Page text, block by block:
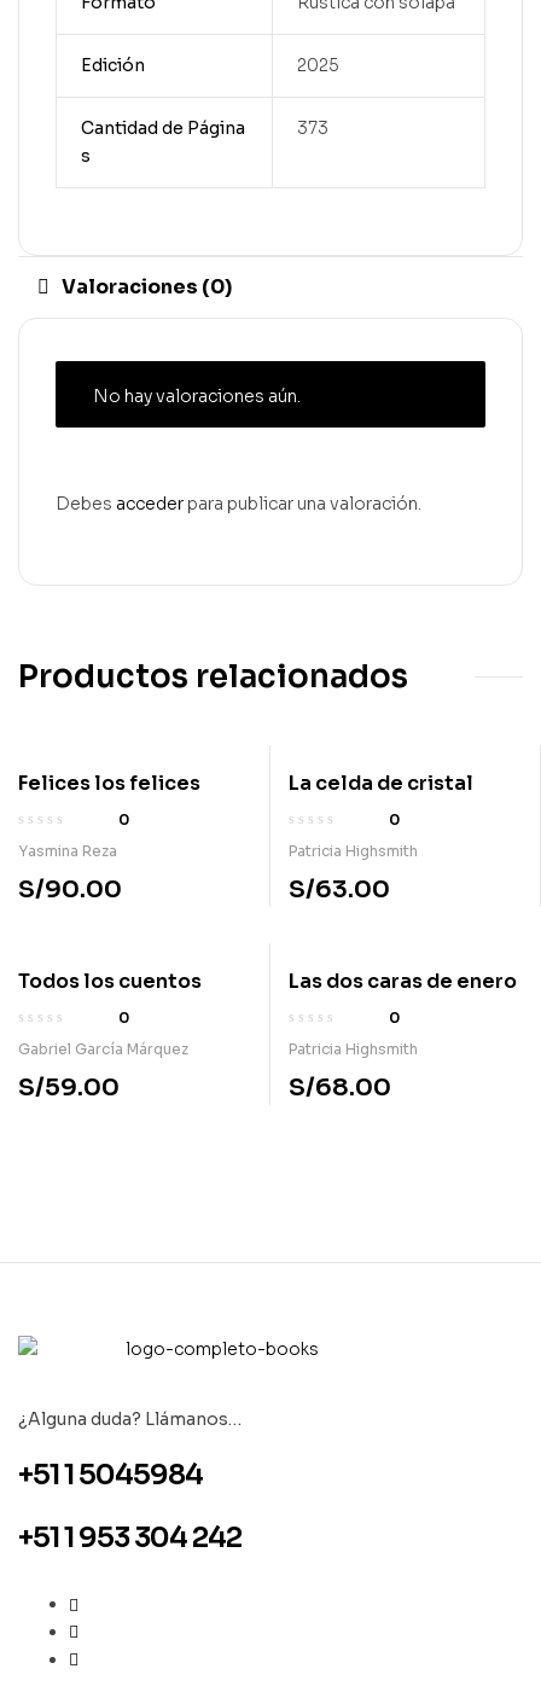
Edición 2025
Cantidad de Página
s
373
Valoraciones (0)
No hay valoraciones aún.
Debes acceder para publicar una valoración.
Productos relacionados
Felices los felices
0
Yasmina Reza
S/90.00
La celda de cristal
0
Patricia Highsmith
S/63.00
Todos los cuentos
0
Gabriel García Márquez
S/59.00
Las dos caras de enero
0
Patricia Highsmith
S/68.00
¿Alguna duda? Llámanos…
+51 1 5045984
+51 1 953 304 242